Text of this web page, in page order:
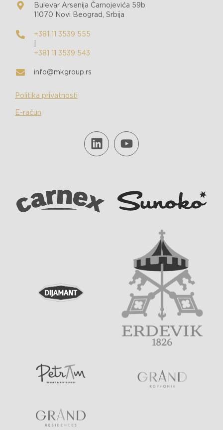
Bulevar Arsenija Čarnojevića 59b
11070 Novi Beograd, Srbija
+381 11 3539 555
+381 11 3539 543
info@mkgroup.rs
Politika privatnosti
E-račun